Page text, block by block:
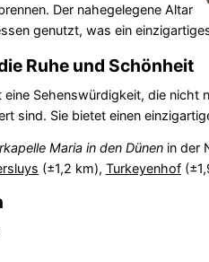
Der nahegelegene Altar
genutzt, was ein
Ruhe und Schönheit
eine Sehenswürdigkeit, die nicht
sind. Sie bietet einen
Maria in den Dünenin der
(±1,2 km), Turkeyenhof